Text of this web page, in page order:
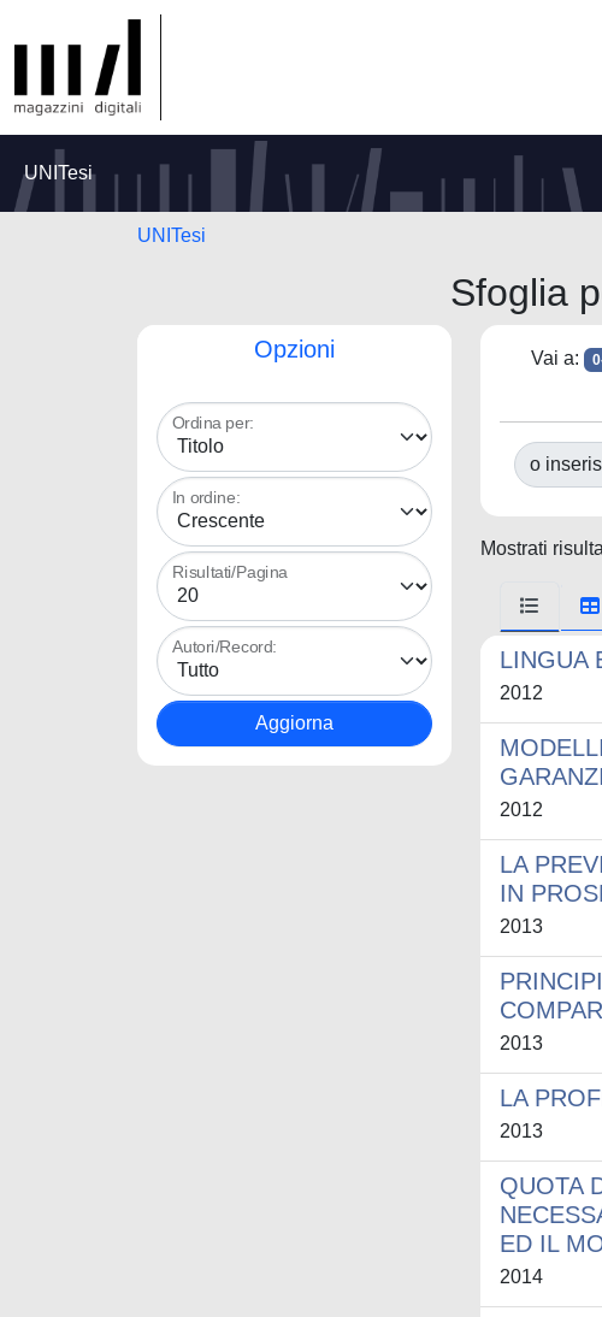
UNITesi
UNITesi
Sfoglia
Opzioni
Ordina per:
In ordine:
Risultati/Pagina
Autori/Record:
Vai a:
o
Mostrati
LINGUA
2012
2012
LA
IN
2013
2013
LA
2013
QUOTA
ED IL
2014